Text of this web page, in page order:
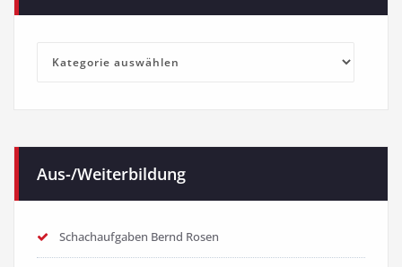
Kategorien
Aus-/Weiterbildung
Schachaufgaben Bernd Rosen